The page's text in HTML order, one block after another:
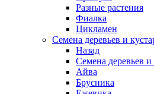
Разные растения
Фиалка
Цикламен
Семена деревьев и
Назад
Семена деревьев и
Айва
Брусника